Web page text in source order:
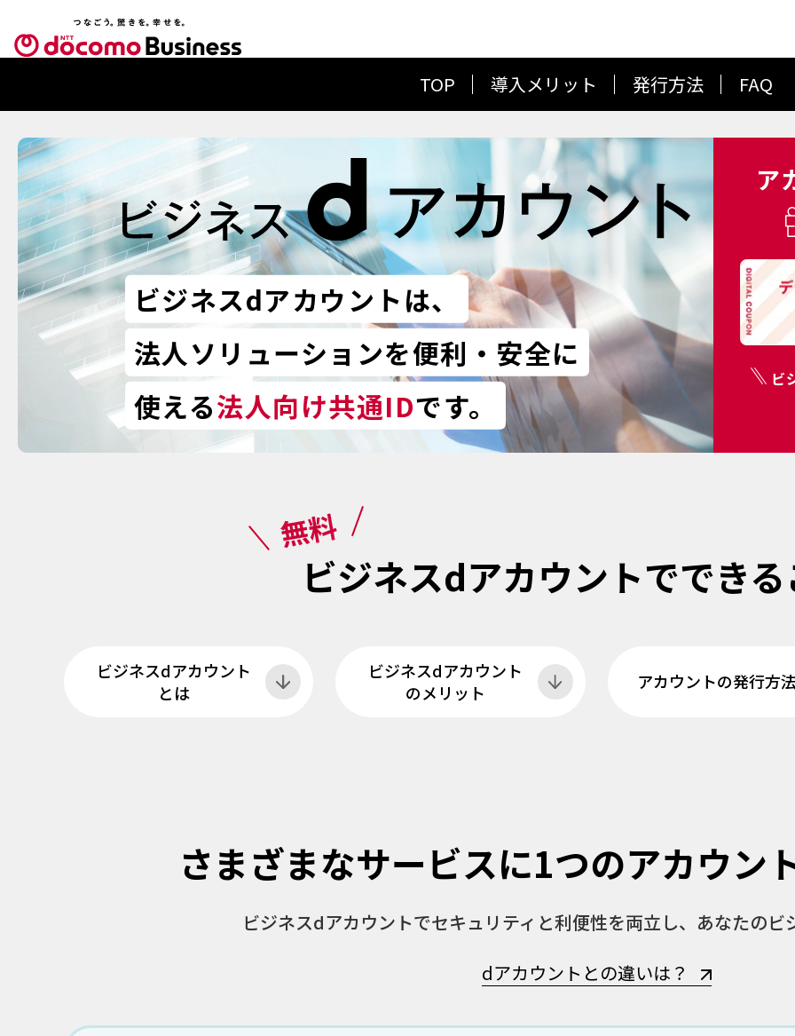
TOP 導入メリット 発行方法 FAQ
ビジネスdアカウントは、
法人ソリューションを便利・安全に
使える法人向け共通IDです。
ア
ビ
ビジネスdアカウントででき
ビジネスdアカウント
とは
ビジネスdアカウント
のメリット
アカウントの発行方
さまざまなサービスに1つのアカウン
ビジネスdアカウントでセキュリティと利便性を両立し、あなたのビ
dアカウントとの違いは？